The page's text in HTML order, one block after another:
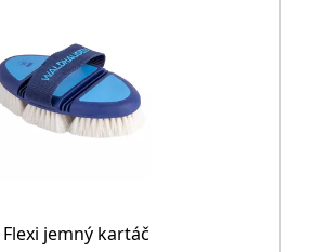
Flexi jemný kartáč